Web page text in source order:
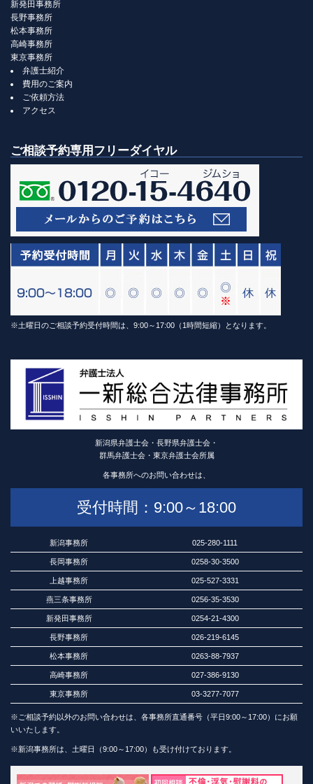
新発田事務所
長野事務所
松本事務所
高崎事務所
東京事務所
弁護士紹介
費用のご案内
ご依頼方法
アクセス
ご相談予約専用フリーダイヤル
※土曜日のご相談予約受付時間は、9:00～17:00（1時間短縮）となります。
新潟県弁護士会・長野県弁護士会・
群馬弁護士会・東京弁護士会所属
各事務所へのお問い合わせは、
受付時間：9:00～18:00
新潟事務所 025-280-1111
長岡事務所 0258-30-3500
上越事務所 025-527-3331
燕三条事務所 0256-35-3530
新発田事務所 0254-21-4300
長野事務所 026-219-6145
松本事務所 0263-88-7937
高崎事務所 027-386-9130
東京事務所 03-3277-7077
※ご相談予約以外のお問い合わせは、各事務所直通番号（平日9:00～17:00）にお願
いいたします。
※新潟事務所は、土曜日（9:00～17:00）も受け付けております。